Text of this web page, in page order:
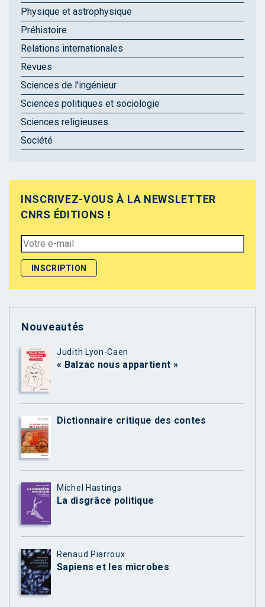
Physique et astrophysique
Préhistoire
Relations internationales
Revues
Sciences de l'ingénieur
Sciences politiques et sociologie
Sciences religieuses
Société
INSCRIVEZ-VOUS À LA NEWSLETTER
CNRS ÉDITIONS !
Nouveautés
Judith Lyon-Caen
« Balzac nous appartient »
Dictionnaire critique des contes
Michel Hastings
La disgrâce politique
Renaud Piarroux
Sapiens et les microbes